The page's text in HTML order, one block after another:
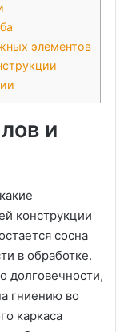
элементов
и
конструкции
сосна
в обработке.
долговечности,
гниению во
каркаса